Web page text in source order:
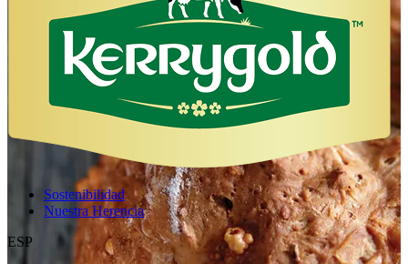
Sostenibilidad
Nuestra Herencia
ESP